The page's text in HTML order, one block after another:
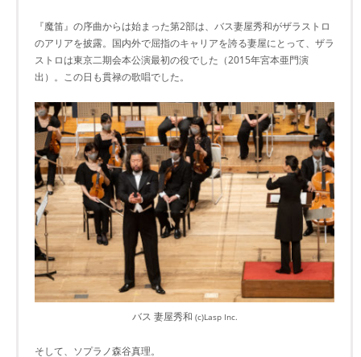
『魔笛』の序曲からは始まった第2部は、バス妻屋秀和がザラストロ
のアリアを披露。国内外で屈指のキャリアを誇る妻屋にとって、ザラ
ストロは東京二期会本公演最初の役でした（2015年宮本亜門演
出）。この日も貫禄の歌唱でした。
バス 妻屋秀和 (c)Lasp Inc.
そして、ソプラノ森谷真理。